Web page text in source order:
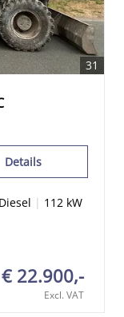
31
Details
Diesel | 112 kW
€ 22.900,-
Excl. VAT